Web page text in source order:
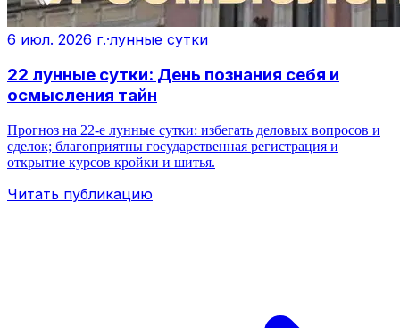
6 июл. 2026 г.·лунные сутки
22 лунные сутки: День познания себя и
осмысления тайн
Прогноз на 22‑е лунные сутки: избегать деловых вопросов и
сделок; благоприятны государственная регистрация и
открытие курсов кройки и шитья.
Читать публикацию